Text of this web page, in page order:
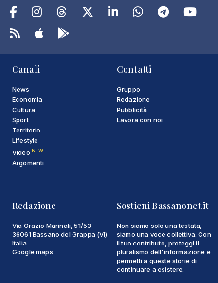
Canali
News
Economia
Cultura
Sport
Territorio
Lifestyle
Video NEW
Argomenti
Contatti
Gruppo
Redazione
Pubblicità
Lavora con noi
Redazione
Via Orazio Marinali, 51/53
36061 Bassano del Grappa (VI)
Italia
Google maps
Sostieni Bassanonet.it
Non siamo solo una testata,
siamo una voce collettiva. Con
il tuo contributo, proteggi il
pluralismo dell'informazione e
permetti a queste storie di
continuare a esistere.